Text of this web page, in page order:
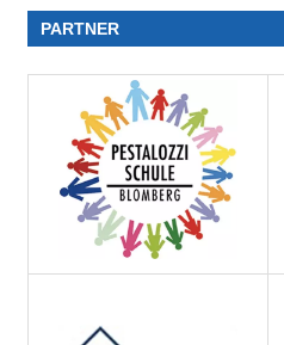
PARTNER